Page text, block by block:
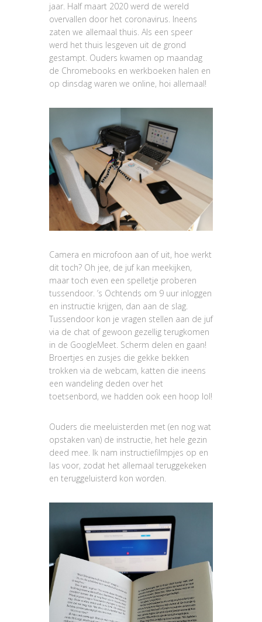
jaar. Half maart 2020 werd de wereld
overvallen door het coronavirus. Ineens
zaten we allemaal thuis. Als een speer
werd het thuis lesgeven uit de grond
gestampt. Ouders kwamen op maandag
de Chromebooks en werkboeken halen en
op dinsdag waren we online, hoi allemaal!
Camera en microfoon aan of uit, hoe werkt
dit toch? Oh jee, de juf kan meekijken,
maar toch even een spelletje proberen
tussendoor. ’s Ochtends om 9 uur inloggen
en instructie krijgen, dan aan de slag.
Tussendoor kon je vragen stellen aan de juf
via de chat of gewoon gezellig terugkomen
in de GoogleMeet. Scherm delen en gaan!
Broertjes en zusjes die gekke bekken
trokken via de webcam, katten die ineens
een wandeling deden over het
toetsenbord, we hadden ook een hoop lol!
Ouders die meeluisterden met (en nog wat
opstaken van) de instructie, het hele gezin
deed mee. Ik nam instructiefilmpjes op en
las voor, zodat het allemaal teruggekeken
en teruggeluisterd kon worden.